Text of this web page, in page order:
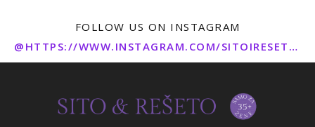
FOLLOW US ON INSTAGRAM
@HTTPS://WWW.INSTAGRAM.COM/SITOIRESETO/